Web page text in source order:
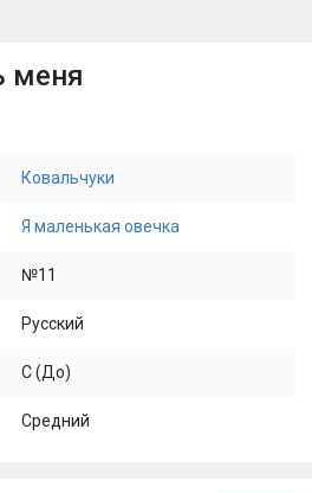
меня
Ковальчуки
Я маленькая овечка
№11
Русский
C (До)
Средний